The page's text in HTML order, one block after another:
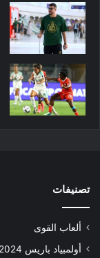
تصنيفات
ألعاب القوى
أولمبياد باريس 2024